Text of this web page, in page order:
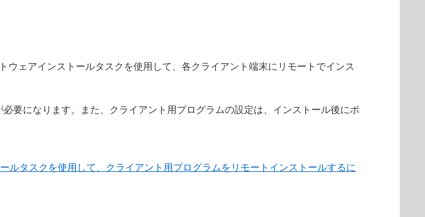
ェアインストールタスクを使用して、各クライアント端末にリモートでインス
要になります。また、クライアント用プログラムの設定は、インストール後にポ
ルタスクを使用して、クライアント用プログラムをリモートインストールするに